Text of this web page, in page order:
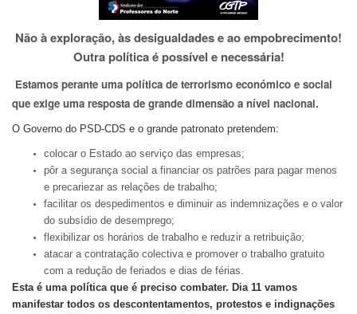
Não à exploração, às desigualdades e ao empobrecimento!
Outra política é possível e necessária!
Estamos perante uma política de terrorismo económico e social
que exige uma resposta de grande dimensão a nível nacional.
O Governo do PSD-CDS e o grande patronato pretendem:
colocar o Estado ao serviço das empresas;
pôr a segurança social a financiar os patrões para pagar menos
e precariezar as relações de trabalho;
facilitar os despedimentos e diminuir as indemnizações e o valor
do subsídio de desemprego;
flexibilizar os horários de trabalho e reduzir a retribuição;
atacar a contratação colectiva e promover o trabalho gratuito
com a redução de feriados e dias de férias.
Esta é uma política que é preciso combater. Dia 11 vamos
manifestar todos os descontentamentos, protestos e indignações